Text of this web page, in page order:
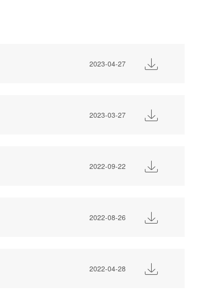
2023-04-27 
2023-03-27 
2022-09-22 
2022-08-26 
2022-04-28 